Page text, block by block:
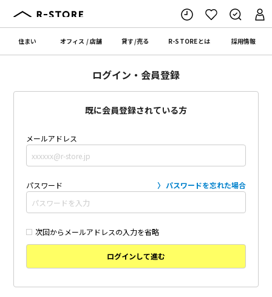
住まい オフィス /店舗 貸す/売る R-STOREとは 採用情報
ログイン・会員登録
既に会員登録されている方
メールアドレス
パスワード パスワードを忘れた場合
次回からメールアドレスの入力を省略
ログインして進む